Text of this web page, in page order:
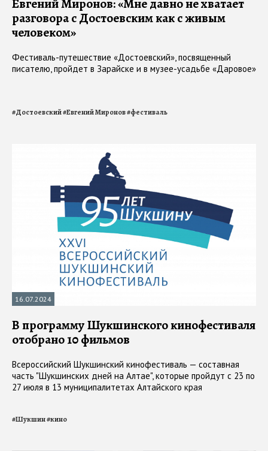
Евгений Миронов: «Мне давно не хватает
разговора с Достоевским как с живым
человеком»
Фестиваль-путешествие «Достоевский», посвященный
писателю, пройдет в Зарайске и в музее-усадьбе «Даровое»
#Достоевский#Евгений Миронов#фестиваль
16.07.2024
В программу Шукшинского кинофестиваля
отобрано 10 фильмов
Всероссийский Шукшинский кинофестиваль — составная
часть "Шукшинских дней на Алтае", которые пройдут с 23 по
27 июля в 13 муниципалитетах Алтайского края
#Шукшин#кино